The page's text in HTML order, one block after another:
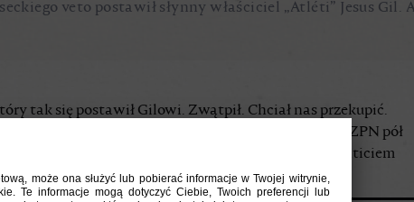
veto postawił słynny właściciel „Atléti” Jesus Gil.
tak się postawił Gilowi. Zwątpił. Chciał nas przekupić.
i zagrać z Atlético, a zyskiem podzieliliby się z PZPN pół
zapamiętał mnie i potem brał pod uwagę razem z Anticiem
zawsze dostępny.